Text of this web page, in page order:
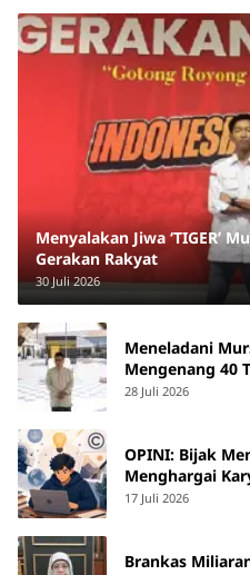
Menyalakan Jiwa ‘TIGER’
Gerakan Rakyat
30 Juli 2026
Meneladani
Mengenang 40
Yunus Martan
28 Juli 2026
OPINI: Bijak
Menghargai
17 Juli 2026
Brankas